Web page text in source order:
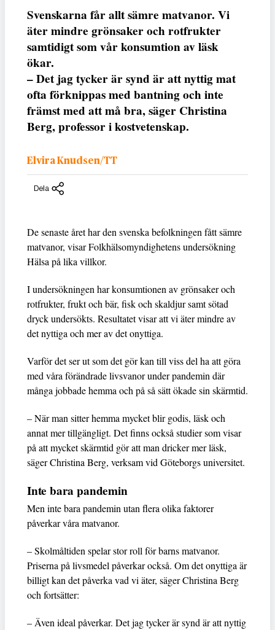
Svenskarna får allt sämre matvanor. Vi
äter mindre grönsaker och rotfrukter
samtidigt som vår konsumtion av läsk
ökar.
– Det jag tycker är synd är att nyttig mat
ofta förknippas med bantning och inte
främst med att må bra, säger Christina
Berg, professor i kostvetenskap.
Elvira Knudsen/TT
Dela
De senaste året har den svenska befolkningen fått sämre
matvanor, visar Folkhälsomyndighetens undersökning
Hälsa på lika villkor.
I undersökningen har konsumtionen av grönsaker och
rotfrukter, frukt och bär, fisk och skaldjur samt sötad
dryck undersökts. Resultatet visar att vi äter mindre av
det nyttiga och mer av det onyttiga.
Varför det ser ut som det gör kan till viss del ha att göra
med våra förändrade livsvanor under pandemin där
många jobbade hemma och på så sätt ökade sin skärmtid.
– När man sitter hemma mycket blir godis, läsk och
annat mer tillgängligt. Det finns också studier som visar
på att mycket skärmtid gör att man dricker mer läsk,
säger Christina Berg, verksam vid Göteborgs universitet.
Inte bara pandemin
Men inte bara pandemin utan flera olika faktorer
påverkar våra matvanor.
– Skolmåltiden spelar stor roll för barns matvanor.
Priserna på livsmedel påverkar också. Om det onyttiga är
billigt kan det påverka vad vi äter, säger Christina Berg
och fortsätter:
– Även ideal påverkar. Det jag tycker är synd är att nyttig